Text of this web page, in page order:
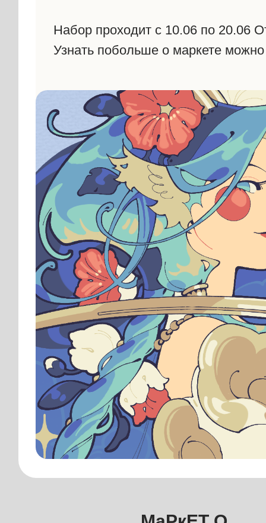
Набор проходит с 10.06 по 20.06
Узнать побольше о маркете